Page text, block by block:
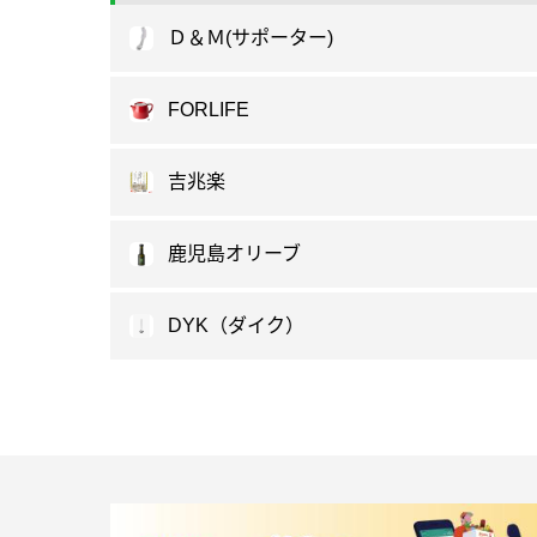
Ｄ＆Ｍ(サポーター)
FORLIFE
吉兆楽
鹿児島オリーブ
DYK（ダイク）